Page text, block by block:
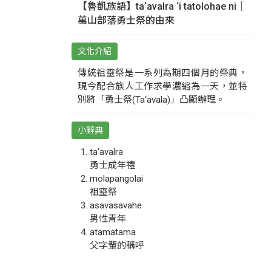
【魯凱族語】ta‘avalra ‘i tatolohae ni｜
萬山部落勇士祭的由來
文化介紹
傳統祖靈祭是一系列為期四個月的祭典，
現今配合族人工作求學濃縮為一天，並特
別將「勇士祭(Ta‘avala)」凸顯辦理。
小辭典
ta‘avalra
勇士成年禮
molapangolai
祖靈祭
asavasavahe
男性青年
atamatama
父字輩的稱呼